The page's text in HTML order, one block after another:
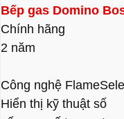
Bếp gas Domino
Chính hãng
2 năm
Công nghệ
Hiển thị kỹ thuật số